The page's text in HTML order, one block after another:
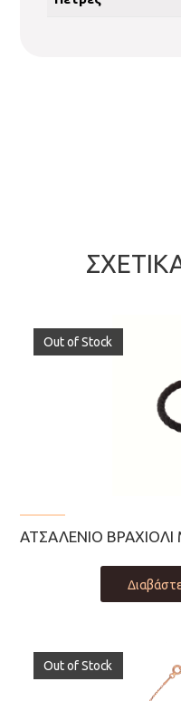
Out of Stock
ΑΤΣΑΛΈΝΙΟ
Out of Stock